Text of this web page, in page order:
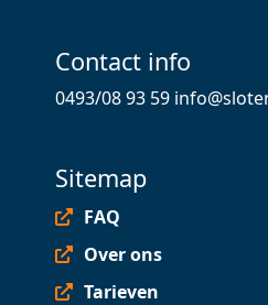
Contact info
0493/08 93 59
Sitemap
FAQ
Over ons
Tarieven